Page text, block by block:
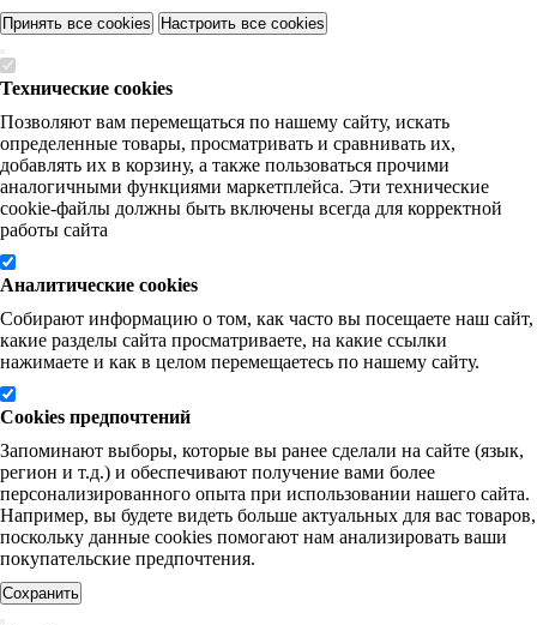
Принять все cookies Настроить все cookies
Технические cookies
Позволяют вам перемещаться по нашему сайту, искать
определенные товары, просматривать и сравнивать их,
добавлять их в корзину, а также пользоваться прочими
аналогичными функциями маркетплейса. Эти технические
cookie-файлы должны быть включены всегда для корректной
работы сайта
Аналитические cookies
Собирают информацию о том, как часто вы посещаете наш сайт,
какие разделы сайта просматриваете, на какие ссылки
нажимаете и как в целом перемещаетесь по нашему сайту.
Cookies предпочтений
Запоминают выборы, которые вы ранее сделали на сайте (язык,
регион и т.д.) и обеспечивают получение вами более
персонализированного опыта при использовании нашего сайта.
Например, вы будете видеть больше актуальных для вас товаров,
поскольку данные cookies помогают нам анализировать ваши
покупательские предпочтения.
Сохранить